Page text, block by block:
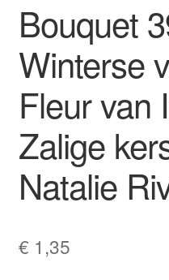
Bouquet
Winterse
Fleur van
Zalige
Natalie
€ 1,35